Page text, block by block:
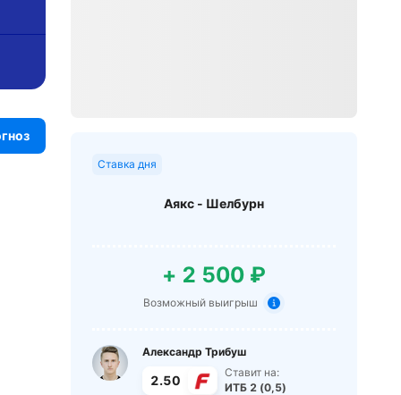
Ставка дня
Аякс - Шелбурн
+ 2 500 ₽
Возможный выигрыш
Александр Трибуш
2.50
Ставит на:
ИТБ 2 (0,5)